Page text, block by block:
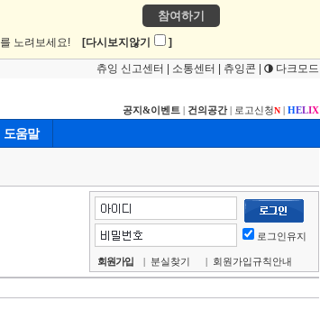
참여하기
를 노려보세요! [다시보지않기 ]
츄잉 신고센터 소통센터 츄잉콘 다크모드
공지&이벤트 | 건의공간| 로고신청N | HELIX
도움말
로그인유지
회원가입 | 분실찾기 | 회원가입규칙안내